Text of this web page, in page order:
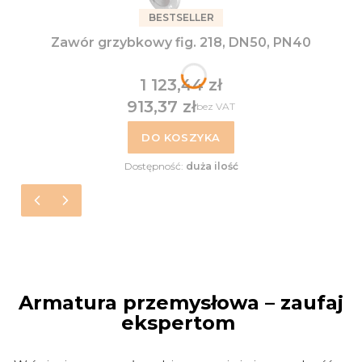
BESTSELLER
Zawór grzybkowy fig. 218, DN50, PN40
Cena
1 123,44 zł
Cena
913,37 złbez VAT
DO KOSZYKA
Dostępność: duża ilość
Armatura przemysłowa – zaufaj
ekspertom